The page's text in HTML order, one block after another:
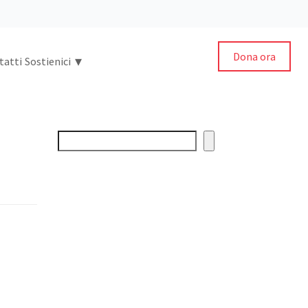
Sostienici ▾ Dona ora